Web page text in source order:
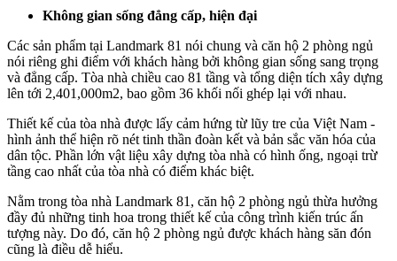
Không gian sống đẳng cấp, hiện đại
Các sản phẩm tại Landmark 81 nói chung và căn hộ 2 phòng ngủ
nói riêng ghi điểm với khách hàng bởi không gian sống sang trọng
và đẳng cấp. Tòa nhà chiều cao 81 tầng và tổng diện tích xây dựng
lên tới 2,401,000m2, bao gồm 36 khối nối ghép lại với nhau.
Thiết kế của tòa nhà được lấy cảm hứng từ lũy tre của Việt Nam -
hình ảnh thể hiện rõ nét tinh thần đoàn kết và bản sắc văn hóa của
dân tộc. Phần lớn vật liệu xây dựng tòa nhà có hình ống, ngoại trừ
tầng cao nhất của tòa nhà có điểm khác biệt.
Nằm trong tòa nhà Landmark 81, căn hộ 2 phòng ngủ thừa hưởng
đầy đủ những tinh hoa trong thiết kế của công trình kiến trúc ấn
tượng này. Do đó, căn hộ 2 phòng ngủ được khách hàng săn đón
cũng là điều dễ hiểu.